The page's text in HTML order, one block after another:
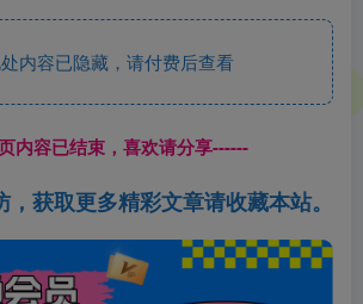
内容已隐藏，请付费后查看
内容已结束，喜欢请分享------
获取更多精彩文章请收藏本站。